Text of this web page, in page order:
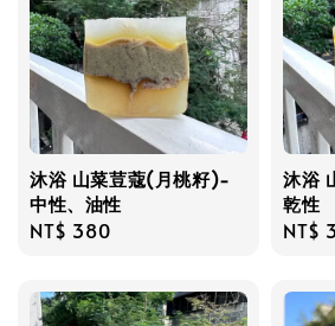
沐浴 山菜荳蔻(月桃籽)-
中性、油性
Regular
NT$ 380
沐浴
乾性
NT$